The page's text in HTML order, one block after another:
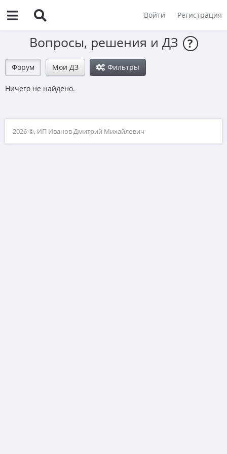
Войти Регистрация
Вопросы, решения и ДЗ ?
Форум Мои ДЗ Фильтры
Ничего не найдено.
2026 ©, ИП Иванов Дмитрий Михайлович